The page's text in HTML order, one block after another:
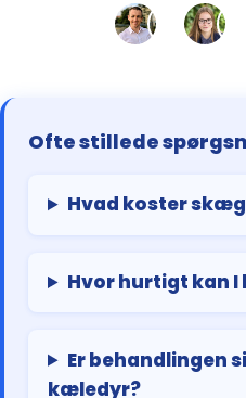
Ofte stillede
Hvad koster
Hvor hurtigt kan I
Er behandlingen
kæledyr?